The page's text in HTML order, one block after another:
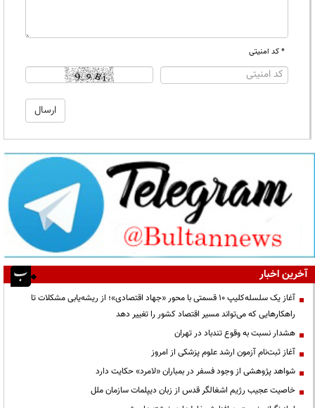
* کد امنیتی
آخرین اخبار
آغاز یک سلسله‌کلیپ ۱۰ قسمتی با محور «جهاد اقتصادی»؛ از ریشه‌یابی مشکلات تا
راهکارهایی که می‌تواند مسیر اقتصاد کشور را تغییر دهد
هشدار نسبت به وقوع تندباد در تهران
آغاز ثبت‌نام آزمون ارشد علوم پزشکی از امروز
شواهد پژوهشی از وجود فسفر در بمباران «لامرد» حکایت دارد
خاصیت عجیب رژیم اشغالگر قدس از زبان دیپلمات سازمان ملل